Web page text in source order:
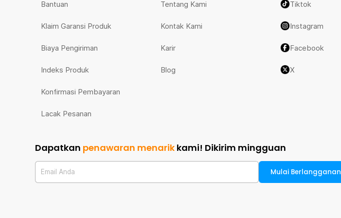
Bantuan
Klaim Garansi Produk
Biaya Pengiriman
Indeks Produk
Konfirmasi Pembayaran
Lacak Pesanan
Tentang Kami
Kontak Kami
Karir
Blog
Tiktok
Instagram
Facebook
X
Dapatkan penawaran menarik kami! Dikirim mingguan
Email Anda Mulai Berlangganan